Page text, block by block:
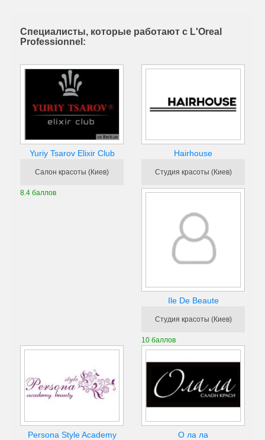
Специалисты, которые работают с L'Oreal
Professionnel:
Yuriy Tsarov Elixir Club
Салон красоты (Киев)
8.4 баллов
Hairhouse
Студия красоты (Киев)
Ile De Beaute
Студия красоты (Киев)
10 баллов
Persona Style Academy
О ла ла